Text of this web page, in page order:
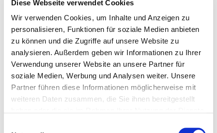
Diese Webseite verwendet Cookies
Wir verwenden Cookies, um Inhalte und Anzeigen zu
personalisieren, Funktionen für soziale Medien anbieten
zu können und die Zugriffe auf unsere Website zu
analysieren. Außerdem geben wir Informationen zu Ihrer
Verwendung unserer Website an unsere Partner für
soziale Medien, Werbung und Analysen weiter. Unsere
Partner führen diese Informationen möglicherweise mit
weiteren Daten zusammen, die Sie ihnen bereitgestellt
Verletzungen der Schulter und des
Oberarmes
Diagnostik und Therapie von
Verletzungen des Ellenbogens und des
Unterarmes
VC37
Diagnostik und Therapie von
VC38